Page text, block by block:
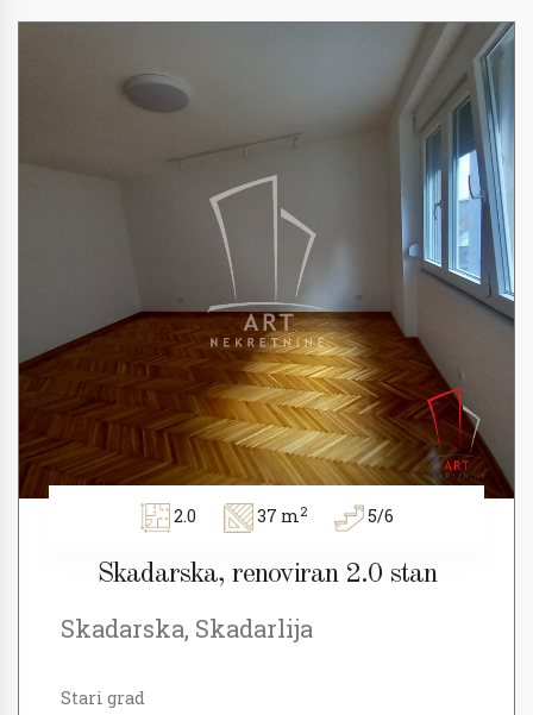
2.0 37 m2 5/6
Skadarska, renoviran 2.0 stan
Skadarska, Skadarlija
Stari grad